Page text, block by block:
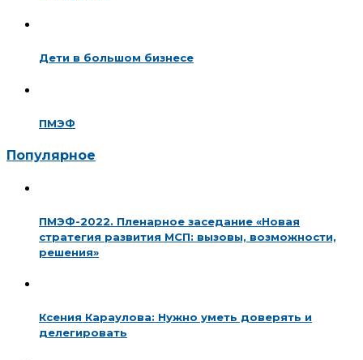
Дети в большом бизнесе
ПМЭФ
Популярное
ПМЭФ-2022. Пленарное заседание «Новая
стратегия развития МСП: вызовы, возможности,
решения»
Ксения Караулова: Нужно уметь доверять и
делегировать